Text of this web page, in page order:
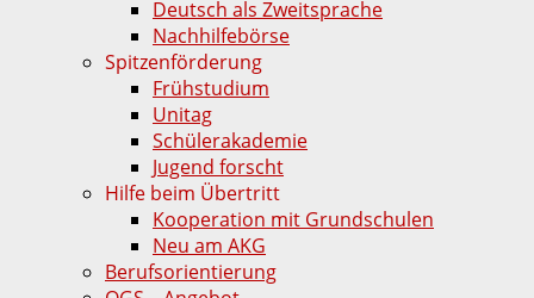
Deutsch als Zweitsprache
Nachhilfebörse
Spitzenförderung
Frühstudium
Unitag
Schülerakademie
Jugend forscht
Hilfe beim Übertritt
Kooperation mit Grundschulen
Neu am AKG
Berufsorientierung